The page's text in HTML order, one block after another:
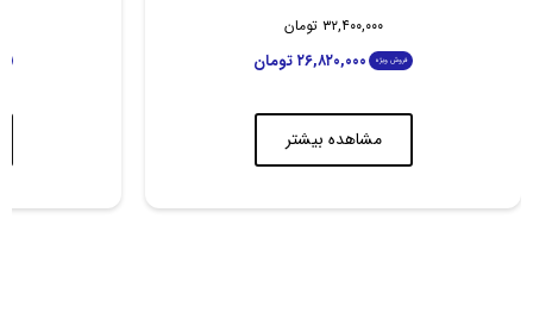
۳۲,۴۰۰,۰۰۰ تومان
فروش ویژه ۲۶,۸۲۰,۰۰۰تومان
مشاهده بیشتر